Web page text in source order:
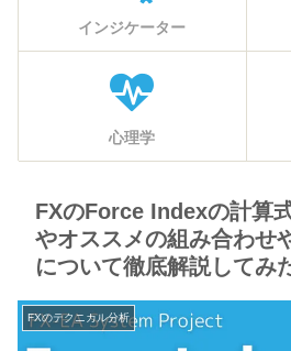
インジケーター
心理学
FXのForce Indexの計算
やオススメの組み合わせ
について徹底解説してみ
FXのテクニカル分析